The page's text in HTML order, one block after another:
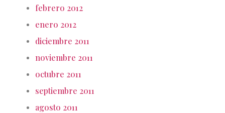
febrero 2012
enero 2012
diciembre 2011
noviembre 2011
octubre 2011
septiembre 2011
agosto 2011